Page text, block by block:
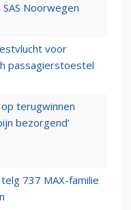
Noorwegen
voor
passagierstoestel
terugwinnen
bezorgend’
737 MAX-familie